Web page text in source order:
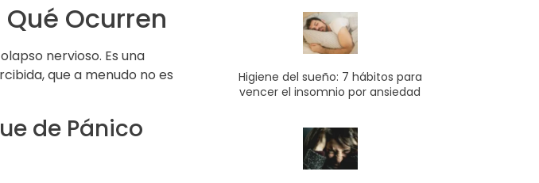
Ocurren
nervioso. Es una
que a menudo no es
de Pánico
Higiene del sueño: 7 hábitos para
vencer el insomnio por ansiedad